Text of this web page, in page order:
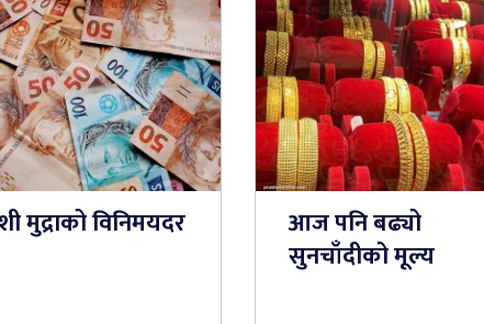
मुद्राको विनिमयदर
आज पनि बढ्यो
सुनचाँदीको मूल्य